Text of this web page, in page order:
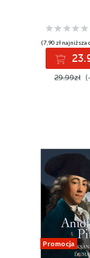
(7,90 zł najniższa
29.99zł
Promocja